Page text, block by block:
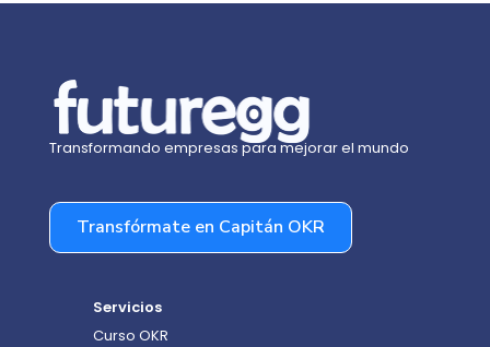
Transformando empresas para mejorar el mundo
Transfórmate en Capitán OKR
Servicios
Curso OKR